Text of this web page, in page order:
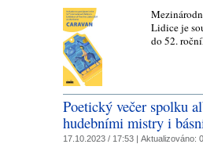
Lidice je
do 52.
Poetický večer spolku
hudebními mistry i
17.10.2023 / 17:53 | Aktualizováno: